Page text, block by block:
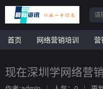
首页 网络营销培训 营
现在深圳学网络营